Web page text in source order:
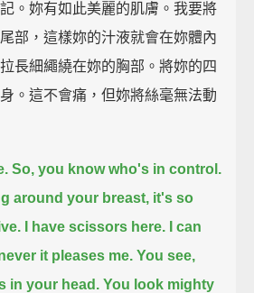
。妳有如此美麗的肌膚。我要將
部，這樣妳的汁液就會在妳體內
長細繩繞在妳的胸部。將妳的四
。這不會痛，但妳將絲毫無法動
So, you know who's in control.
around your breast, it's so
I have scissors here.
I can
it pleases me. You see,
in your head. You look mighty